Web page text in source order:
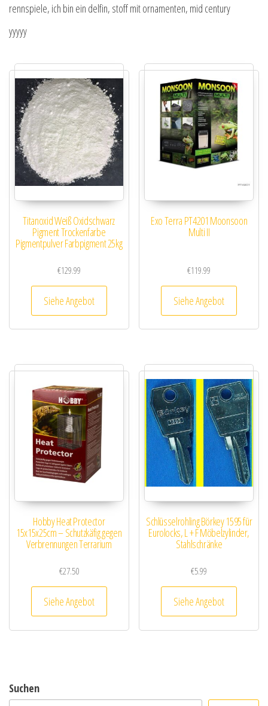
rennspiele, ich bin ein delfin, stoff mit ornamenten, mid century
yyyyy
Titanoxid Weiß Oxidschwarz
Pigment Trockenfarbe
Pigmentpulver Farbpigment 25kg
€129.99
Siehe Angebot
Exo Terra PT4201 Moonsoon
Multi II
€119.99
Siehe Angebot
Hobby Heat Protector
15x15x25cm – Schutzkäfig gegen
Verbrennungen Terrarium
€27.50
Siehe Angebot
Schlüsselrohling Börkey 1595 für
Eurolocks, L + F Möbelzylinder,
Stahlschränke
€5.99
Siehe Angebot
Suchen